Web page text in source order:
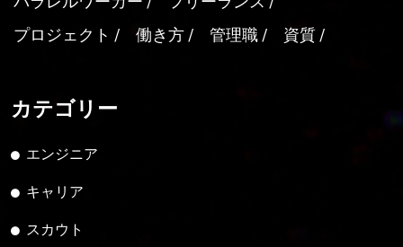
プロジェクト
働き方 管理職 資質
カテゴリー
エンジニア
キャリア
スカウト